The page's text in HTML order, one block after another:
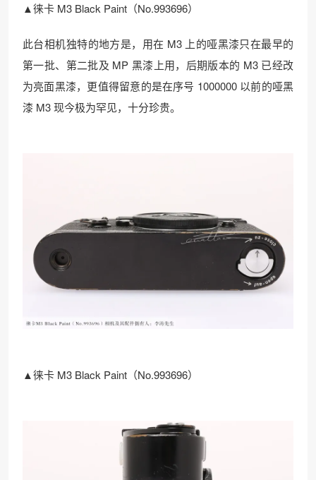
▲徕卡 M3 Black Paint（No.993696）
此台相机独特的地方是，用在 M3 上的哑黑漆只在最早的
第一批、第二批及 MP 黑漆上用，后期版本的 M3 已经改
为亮面黑漆，更值得留意的是在序号 1000000 以前的哑黑
漆 M3 现今极为罕见，十分珍贵。
▲徕卡 M3 Black Paint（No.993696）